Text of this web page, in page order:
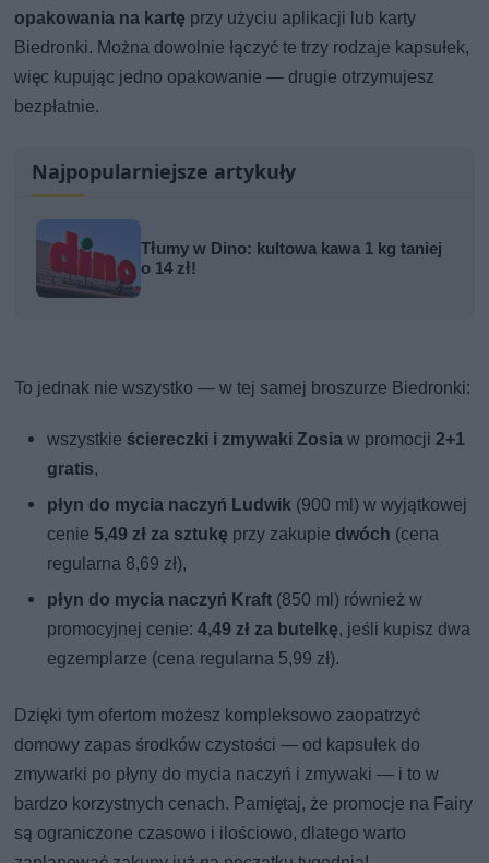
opakowania na kartę przy użyciu aplikacji lub karty
Biedronki. Można dowolnie łączyć te trzy rodzaje kapsułek,
więc kupując jedno opakowanie — drugie otrzymujesz
bezpłatnie.
Najpopularniejsze artykuły
Tłumy w Dino: kultowa kawa 1 kg taniej
o 14 zł!
To jednak nie wszystko — w tej samej broszurze Biedronki:
wszystkieściereczki i zmywaki Zosia w promocji2+1
gratis,
płyn do mycia naczyń Ludwik (900 ml) w wyjątkowej
cenie 5,49 zł za sztukę przy zakupie dwóch (cena
regularna 8,69 zł),
płyn do mycia naczyń Kraft (850 ml) również w
promocyjnej cenie:4,49 zł za butelkę, jeśli kupisz dwa
egzemplarze (cena regularna 5,99 zł).
Dzięki tym ofertom możesz kompleksowo zaopatrzyć
domowy zapas środków czystości — od kapsułek do
zmywarki po płyny do mycia naczyń i zmywaki — i to w
bardzo korzystnych cenach. Pamiętaj, że promocje na Fairy
są ograniczone czasowo i ilościowo, dlatego warto